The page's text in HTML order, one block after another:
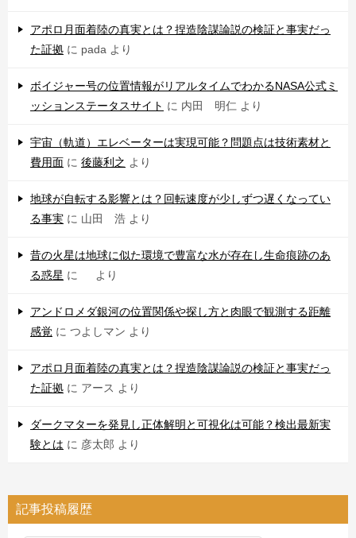
アポロ月面着陸の真実とは？捏造陰謀論説の検証と事実だっ
た証拠 に pada より
ボイジャー号の位置情報がリアルタイムでわかるNASA公式ミ
ッションステータスサイト に 内田 明仁 より
宇宙（軌道）エレベーターは実現可能？問題点は技術素材と
費用面 に 後藤利之 より
地球が自転する影響とは？回転速度が少しずつ遅くなってい
る事実 に 山田 浩 より
昔の火星は地球に似た環境で豊富な水が存在し生命痕跡のあ
る惑星 に より
アンドロメダ銀河の位置関係や探し方と肉眼で観測する距離
感覚 に つよしマン より
アポロ月面着陸の真実とは？捏造陰謀論説の検証と事実だっ
た証拠 に アース より
ダークマターを発見し正体解明と可視化は可能？検出最新実
験とは に 彦太郎 より
記事投稿履歴